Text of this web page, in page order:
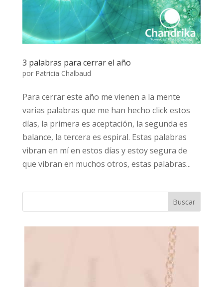
3 palabras para cerrar el año
por Patricia Chalbaud
Para cerrar este año me vienen a la mente
varias palabras que me han hecho click estos
días, la primera es aceptación, la segunda es
balance, la tercera es espiral. Estas palabras
vibran en mí en estos días y estoy segura de
que vibran en muchos otros, estas palabras...